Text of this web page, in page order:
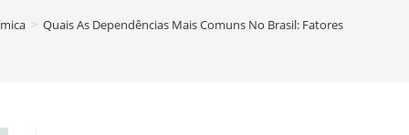
> Quais As Dependências Mais Comuns No Brasil: Fatores